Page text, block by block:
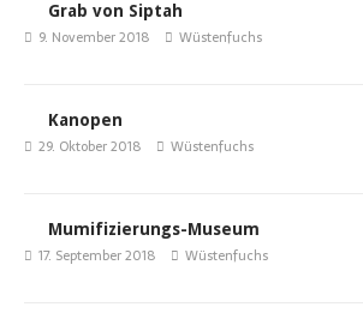
Grab von Siptah
9. November 2018 Wüstenfuchs
Kanopen
29. Oktober 2018 Wüstenfuchs
Mumifizierungs-Museum
17. September 2018 Wüstenfuchs